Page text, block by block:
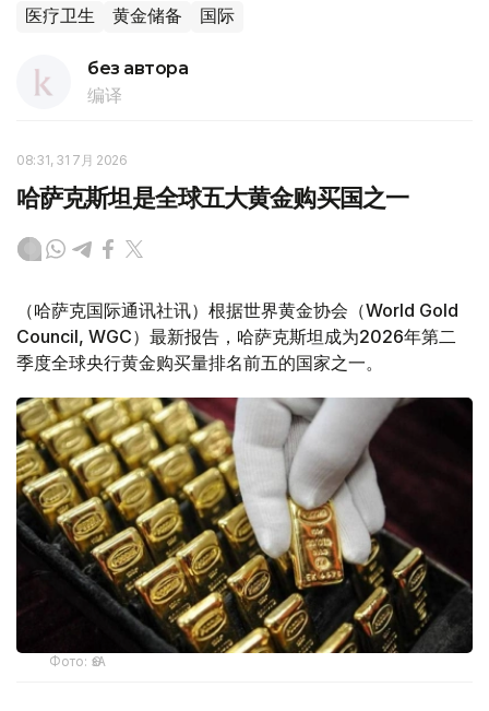
医疗卫生 黄金储备 国际
без автора
编译
08:31, 31 7月 2026
哈萨克斯坦是全球五大黄金购买国之一
（哈萨克国际通讯社讯）根据世界黄金协会（World Gold
Council, WGC）最新报告，哈萨克斯坦成为2026年第二
季度全球央行黄金购买量排名前五的国家之一。
Фото: ӨзА